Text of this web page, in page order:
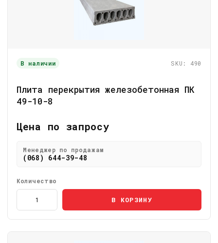
В наличии SKU: 490
Плита перекрытия железобетонная ПК
49-10-8
Цена по запросу
Менеджер по продажам
(068) 644-39-48
Количество
В КОРЗИНУ